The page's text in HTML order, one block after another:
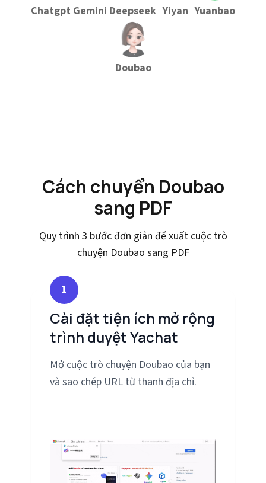
Chatgpt Gemini Deepseek Yiyan Yuanbao
Doubao
Cách chuyển Doubao
sang PDF
Quy trình 3 bước đơn giản để xuất cuộc trò
chuyện Doubao sang PDF
1
Cài đặt tiện ích mở rộng
trình duyệt Yachat
Mở cuộc trò chuyện Doubao của bạn
và sao chép URL từ thanh địa chỉ.